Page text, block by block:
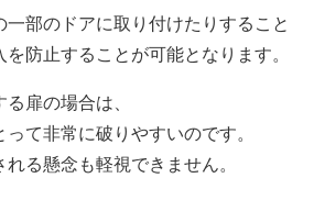
一部のドアに取り付けたりすること
防止することが可能となります。
扉の場合は、
て非常に破りやすいのです。
る懸念も軽視できません。